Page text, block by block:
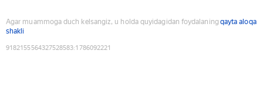
Agar muammoga duch kelsangiz, u holda quyidagidan foydalaning qayta aloqa
shakli
9182155564327528583:1786092221